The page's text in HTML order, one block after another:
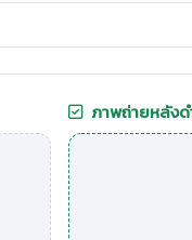
ภาพถ่ายหลังด